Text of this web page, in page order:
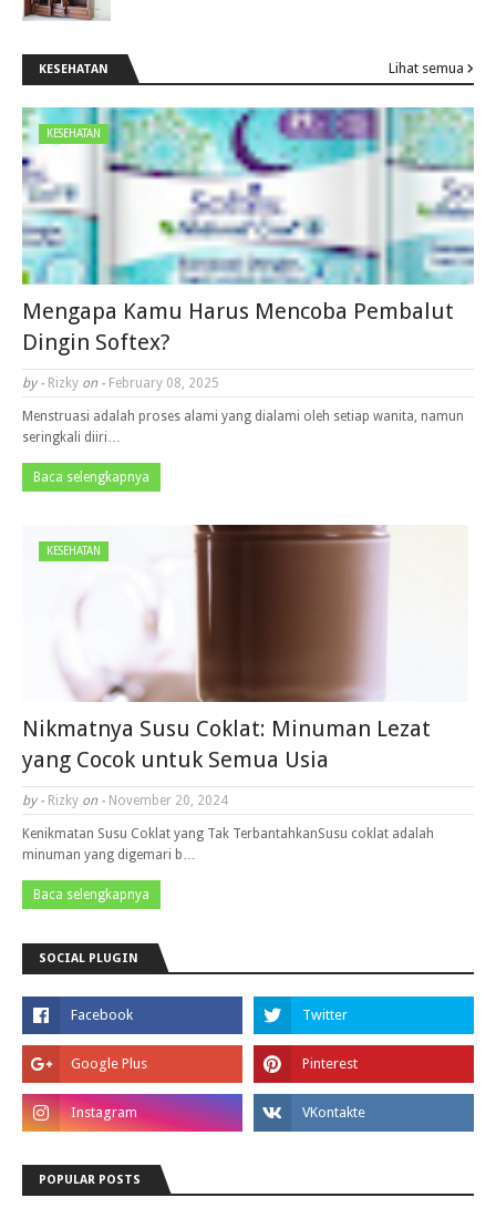
KESEHATAN Lihat semua
KESEHATAN
Mengapa Kamu Harus Mencoba Pembalut
Dingin Softex?
by - Rizky on - February 08, 2025
Menstruasi adalah proses alami yang dialami oleh setiap wanita, namun
seringkali diiri…
Baca selengkapnya
KESEHATAN
Nikmatnya Susu Coklat: Minuman Lezat
yang Cocok untuk Semua Usia
by - Rizky on - November 20, 2024
Kenikmatan Susu Coklat yang Tak TerbantahkanSusu coklat adalah
minuman yang digemari b…
Baca selengkapnya
SOCIAL PLUGIN
POPULAR POSTS